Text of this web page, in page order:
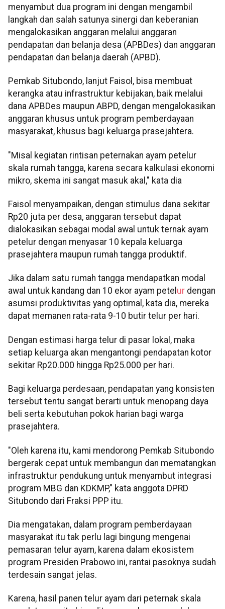
menyambut dua program ini dengan mengambil
langkah dan salah satunya sinergi dan keberanian
mengalokasikan anggaran melalui anggaran
pendapatan dan belanja desa (APBDes) dan anggaran
pendapatan dan belanja daerah (APBD).
Pemkab Situbondo, lanjut Faisol, bisa membuat
kerangka atau infrastruktur kebijakan, baik melalui
dana APBDes maupun ABPD, dengan mengalokasikan
anggaran khusus untuk program pemberdayaan
masyarakat, khusus bagi keluarga prasejahtera.
"Misal kegiatan rintisan peternakan ayam petelur
skala rumah tangga, karena secara kalkulasi ekonomi
mikro, skema ini sangat masuk akal," kata dia
Faisol menyampaikan, dengan stimulus dana sekitar
Rp20 juta per desa, anggaran tersebut dapat
dialokasikan sebagai modal awal untuk ternak ayam
petelur dengan menyasar 10 kepala keluarga
prasejahtera maupun rumah tangga produktif.
Jika dalam satu rumah tangga mendapatkan modal
awal untuk kandang dan 10 ekor ayam petel ur dengan
asumsi produktivitas yang optimal, kata dia, mereka
dapat memanen rata-rata 9-10 butir telur per hari.
Dengan estimasi harga telur di pasar lokal, maka
setiap keluarga akan mengantongi pendapatan kotor
sekitar Rp20.000 hingga Rp25.000 per hari.
Bagi keluarga perdesaan, pendapatan yang konsisten
tersebut tentu sangat berarti untuk menopang daya
beli serta kebutuhan pokok harian bagi warga
prasejahtera.
"Oleh karena itu, kami mendorong Pemkab Situbondo
bergerak cepat untuk membangun dan mematangkan
infrastruktur pendukung untuk menyambut integrasi
program MBG dan KDKMP," kata anggota DPRD
Situbondo dari Fraksi PPP itu.
Dia mengatakan, dalam program pemberdayaan
masyarakat itu tak perlu lagi bingung mengenai
pemasaran telur ayam, karena dalam ekosistem
program Presiden Prabowo ini, rantai pasoknya sudah
terdesain sangat jelas.
Karena, hasil panen telur ayam dari peternak skala